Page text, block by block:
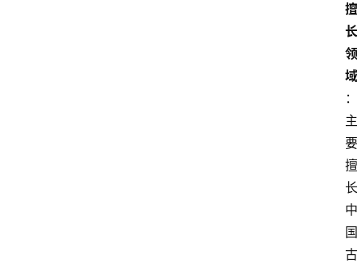
擅
长
领
域
：
主
要
擅
长
中
国
古